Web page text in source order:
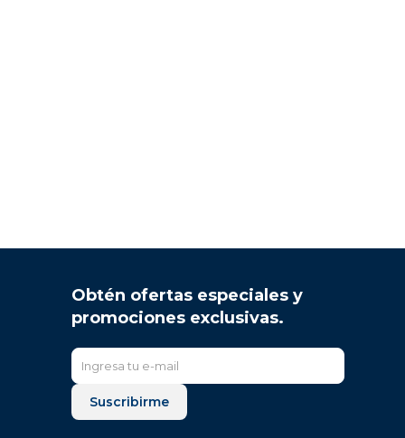
Obtén ofertas especiales y
promociones exclusivas.
Suscribirme